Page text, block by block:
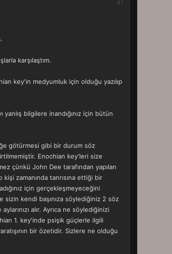
#1
karşılaştım.
key'in medyumluk için olduğu yazılıp
bilgilere inandığınız için bütün
götürmesi gibi bir durum söz
Enochian key'leri size
çünkü John Dee tarafından yapılan
zamanında tanrısına ettiği bir
için gerçekleşmeyeceğini
sizin kendi başınıza söylediğiniz 2 söz
alır. Ayrıca ne söylediğinizi
1. key'inde psişik güçlerle ilgili
bir özetidir. Sizlere ne olduğu